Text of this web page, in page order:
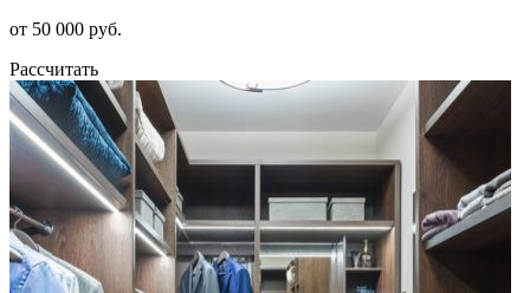
от 50 000 руб.
Рассчитать